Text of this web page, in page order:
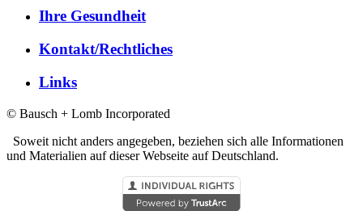
Ihre Gesundheit
Kontakt/Rechtliches
Links
© Bausch + Lomb Incorporated
Soweit nicht anders angegeben, beziehen sich alle Informationen
und Materialien auf dieser Webseite auf Deutschland.